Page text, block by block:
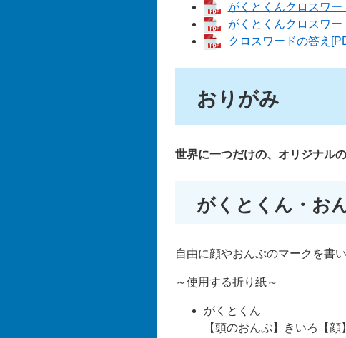
がくとくんクロスワ
がくとくんクロスワ
クロスワードの答え
おりがみ
世界に一つだけの、オリジナル
がくとくん・お
自由に顔やおんぷのマークを書
～使用する折り紙～
がくとくん
【頭のおんぷ】きいろ【顔